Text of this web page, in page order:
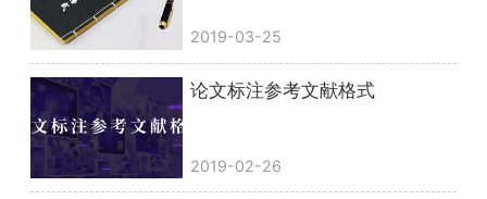
2019-03-25
论文标注参考文献格式
2019-02-26